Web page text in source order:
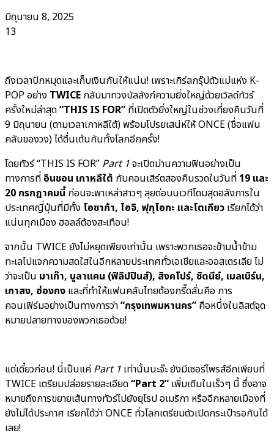
มิถุนายน 8, 2025
13
ถึงเวลาปักหมุดและเก็บเงินกันให้แน่น! เพราะเกิร์ลกรุ๊ปตัวแม่แห่ง K-
POP อย่าง TWICE กลับมาทวงบัลลังก์ความยิ่งใหญ่ด้วยเวิลด์ทัวร์
ครั้งใหม่ล่าสุด“THIS IS FOR” ที่เปิดตัวยิ่งใหญ่ในช่วงเที่ยงคืนวันที่
9 มิถุนายน (ตามเวลาเกาหลีใต้) พร้อมโปรยเสน่ห์ให้ ONCE (ชื่อแฟน
คลับของวง) ได้ตื่นเต้นกันทั้งโลกอีกครั้ง!
โดยทัวร์ “THIS IS FOR” Part 1จะเปิดม่านความฟินอย่างเป็น
ทางการที่ อินชอน เกาหลีใต้ กับคอนเสิร์ตสองคืนรวดในวันที่ 19 และ
20 กรกฎาคมนี้ก่อนจะพาเหล่าสาวๆ ลุยต่อบนเวทีโดมสุดอลังการใน
ประเทศญี่ปุ่นที่มีทั้ง โอซาก้า, ไอจิ, ฟุกุโอกะ และโตเกียว เรียกได้ว่า
แน่นทุกเมือง ฮอลล์ต้องสะเทือน!
จากนั้น TWICE ยังไม่หยุดเพียงเท่านั้น เพราะพวกเธอจะข้ามน้ำข้าม
ทะเลไปแจกความสดใสในอีกหลายประเทศทั่วเอเชียและออสเตรเลีย ไม่
ว่าจะเป็น มาเก๊า, บูลาแคน (ฟิลิปปินส์), สิงคโปร์, ซิดนีย์, เมลเบิร์น,
เกาสง, ฮ่องกง และที่ทำให้แฟนคลับไทยต้องกรี๊ดลั่นคือ การ
คอนเฟิร์มอย่างเป็นทางการว่า“กรุงเทพมหานคร” คือหนึ่งในลิสต์จุด
หมายปลายทางของพวกเธอด้วย!
แต่เดี๋ยวก่อน! นี่เป็นแค่ Part 1 เท่านั้นนะจ๊ะ ยังมีเซอร์ไพรส์อีกเพียบที่
TWICE เตรียมปล่อยรายละเอียด“Part 2” เพิ่มเติมในเร็วๆ นี้ ซึ่งอาจ
หมายถึงการขยายเส้นทางทัวร์ไปยังยุโรป อเมริกา หรืออีกหลายเมืองที่
ยังไม่ได้ประกาศ เรียกได้ว่า ONCE ทั่วโลกเตรียมตัวเปิดกระเป๋ารอกันได้
เลย!